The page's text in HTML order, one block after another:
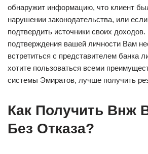
обнаружит информацию, что клиент
нарушении законодательства, или
подтвердить источники своих доходов.
подтверждения вашей личности Вам
встретиться с представителем банка
хотите пользоваться всеми
системы Эмиратов, лучше получить
Как Получить Внж
Без Отказа?